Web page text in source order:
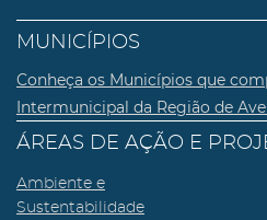
MUNICÍPIOS
Conheça os Municípios que
Intermunicipal da Região de
ÁREAS DE AÇÃO E
Ambiente e
Sustentabilidade